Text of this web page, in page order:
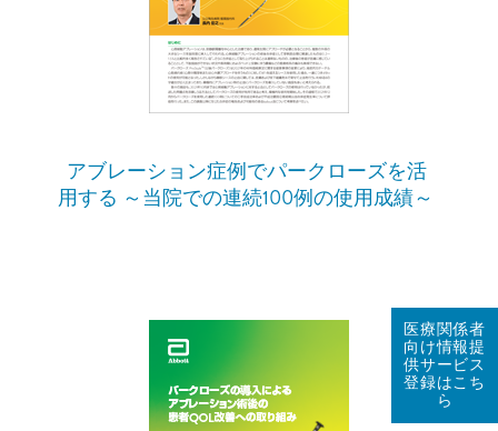
アブレーション症例でパークローズを活
用する ～当院での連続100例の使用成績～
医療関係者
向け情報提
供サービス
登録はこち
ら